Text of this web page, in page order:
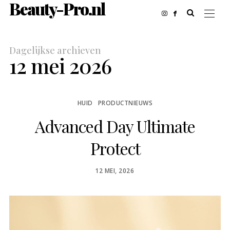
Beauty-Pro.nl
Dagelijkse archieven
12 mei 2026
HUID PRODUCTNIEUWS
Advanced Day Ultimate
Protect
POSTED
12 MEI, 2026